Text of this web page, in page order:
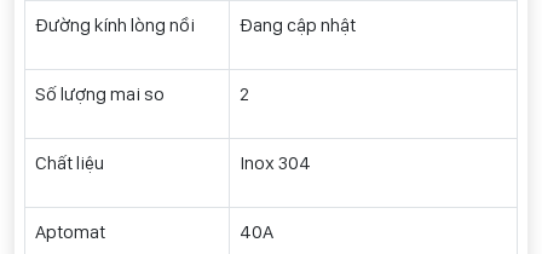
Đường kính lòng nồi Đang cập nhật
Số lượng mai so 2
Chất liệu Inox 304
Aptomat 40A